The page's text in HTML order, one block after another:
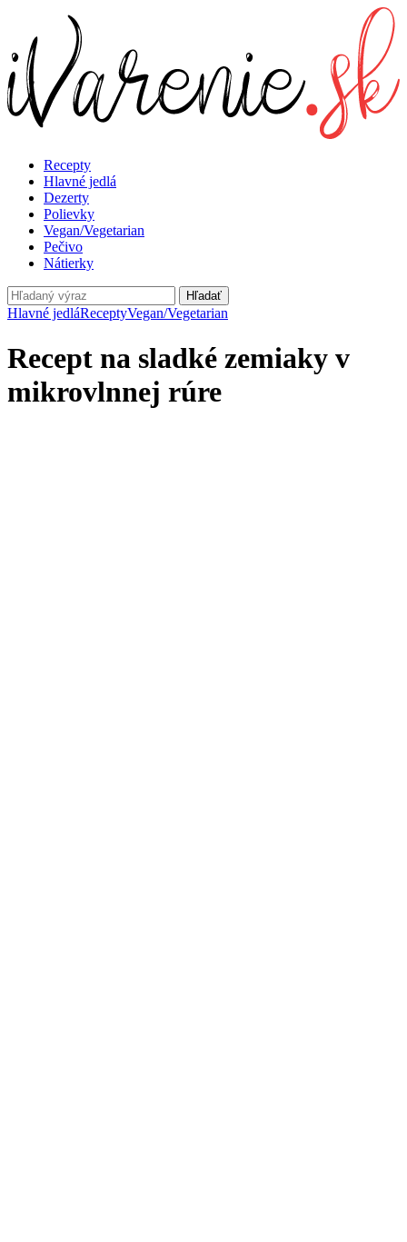
Recepty
Hlavné jedlá
Dezerty
Polievky
Vegan/Vegetarian
Pečivo
Nátierky
Hľadať
Hlavné jedláReceptyVegan/Vegetarian
Recept na sladké zemiaky v
mikrovlnnej rúre